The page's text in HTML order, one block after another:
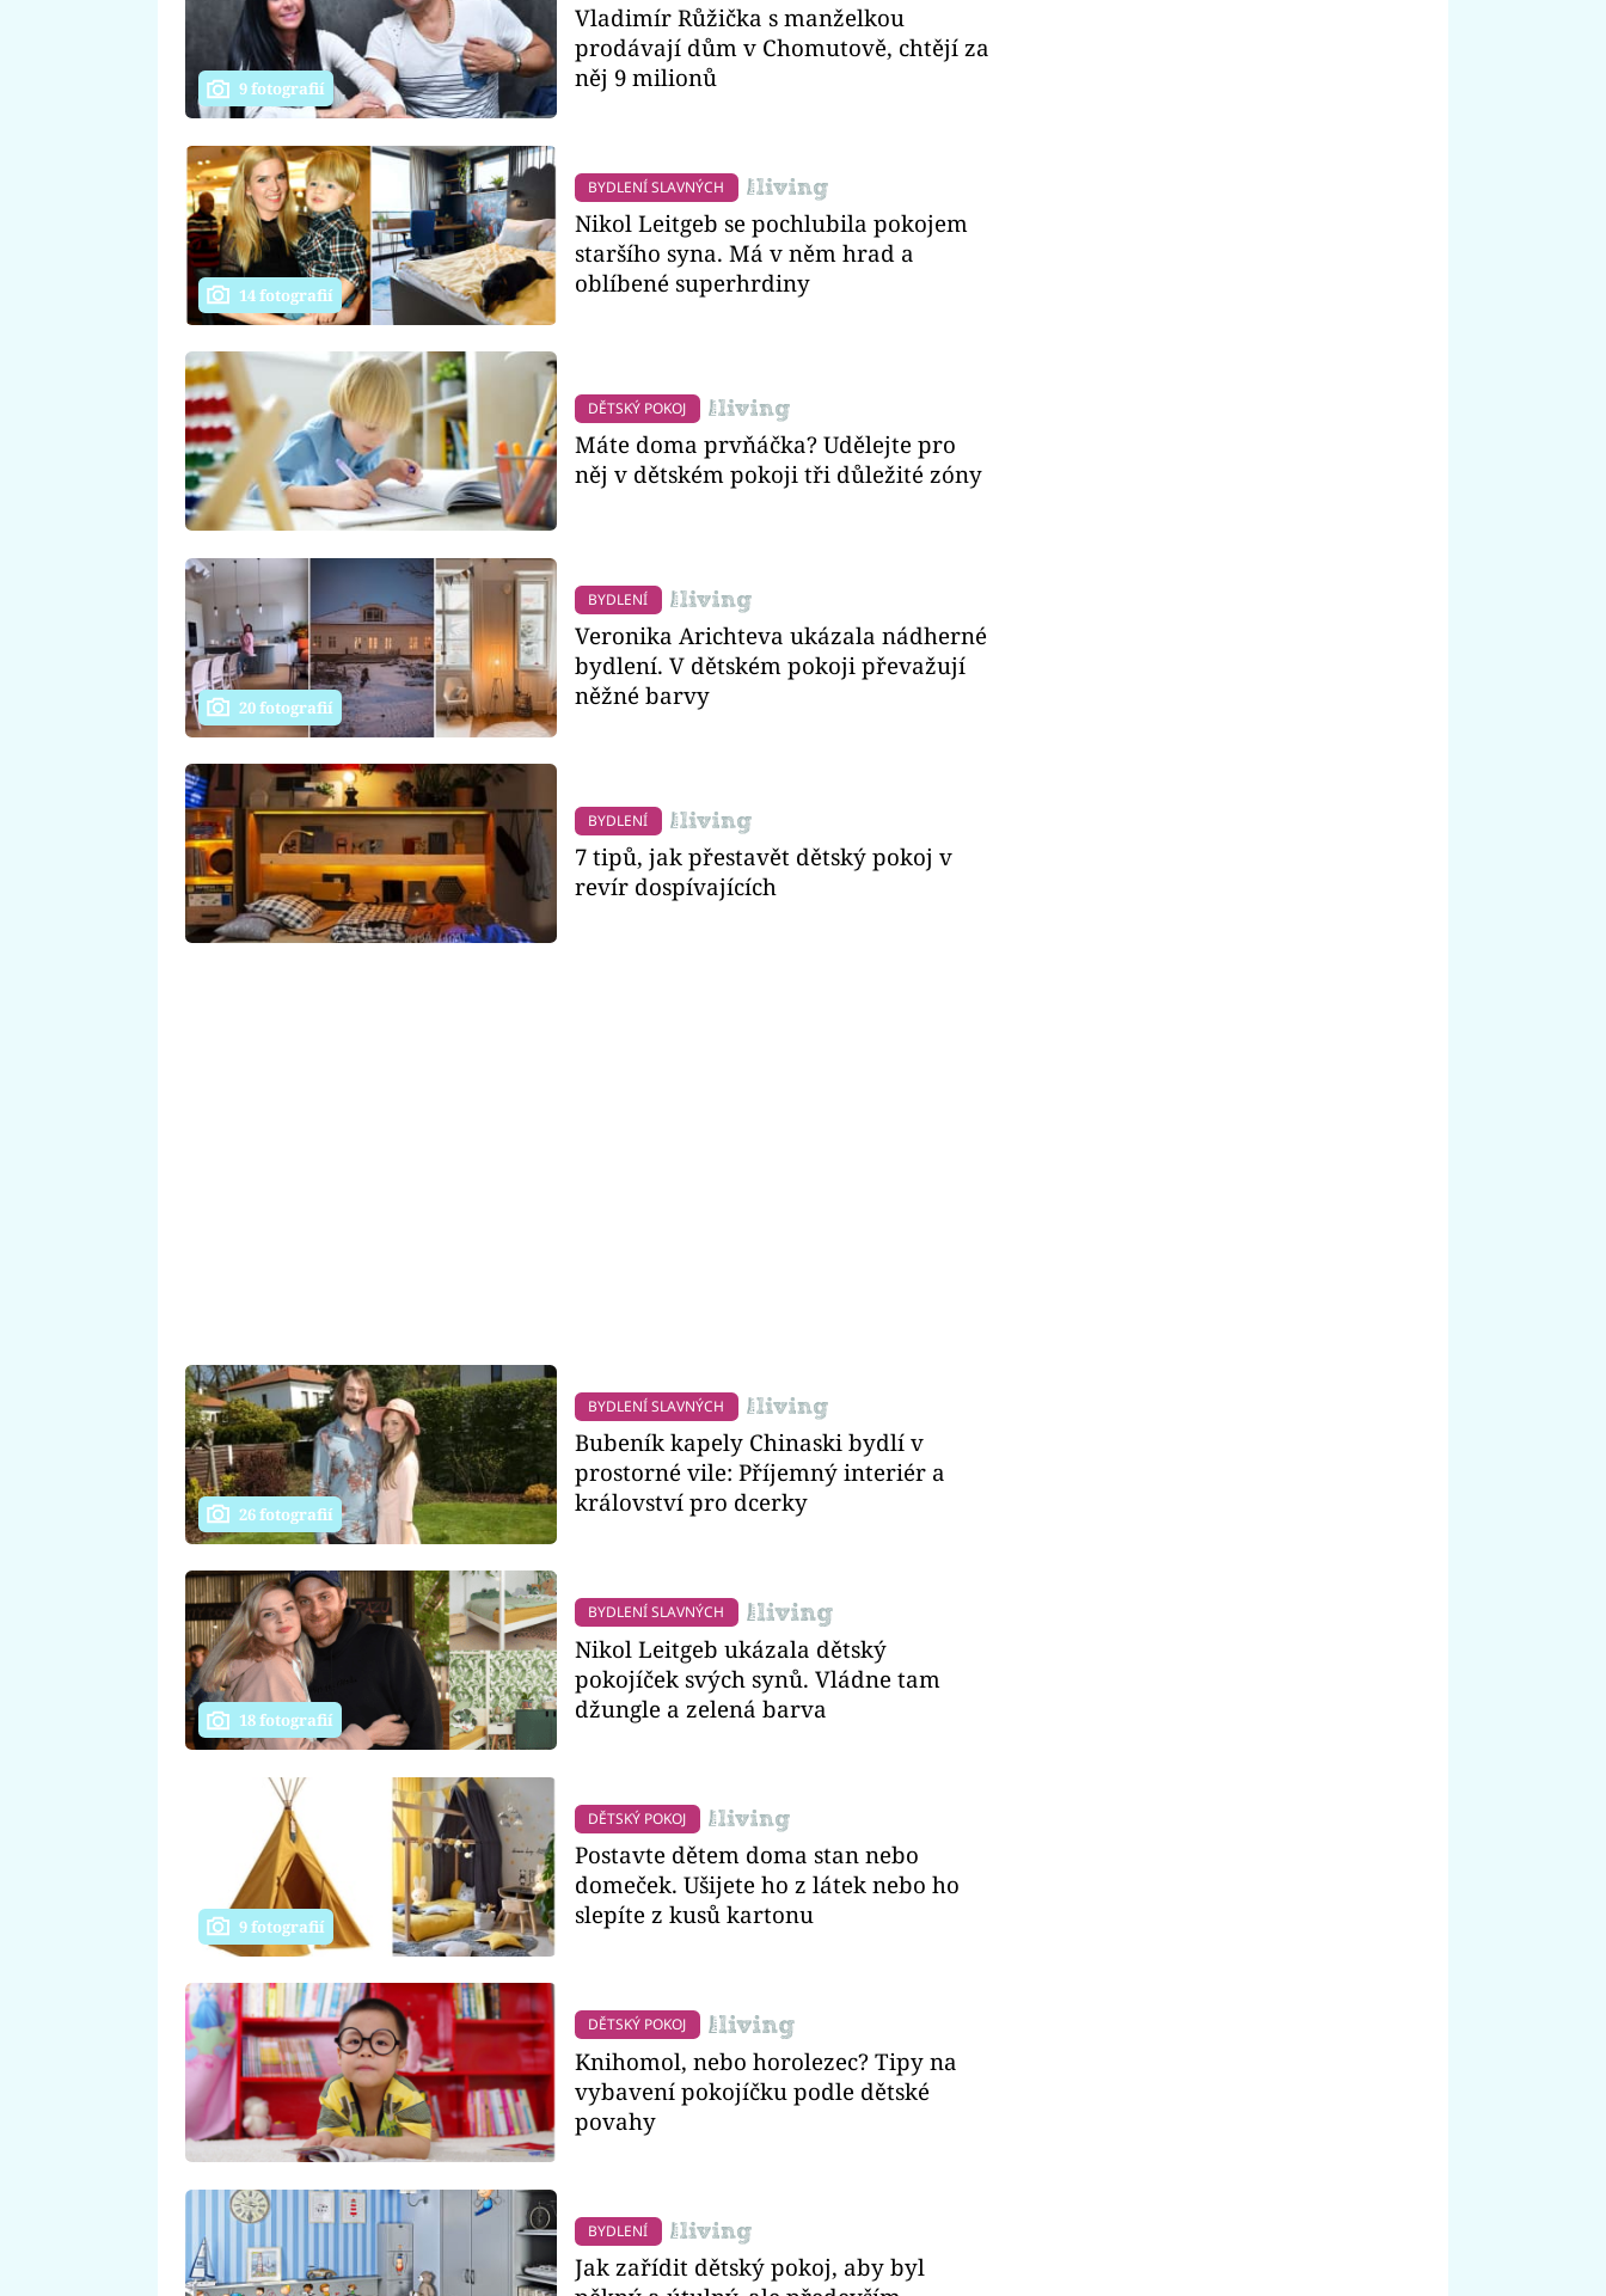
9 fotografií
Vladimír Růžička s manželkou
prodávají dům v Chomutově, chtějí za
něj 9 milionů
14 fotografií
BYDLENÍ SLAVNÝCH
Nikol Leitgeb se pochlubila pokojem
staršího syna. Má v něm hrad a
oblíbené superhrdiny
DĚTSKÝ POKOJ
Máte doma prvňáčka? Udělejte pro
něj v dětském pokoji tři důležité zóny
20 fotografií
BYDLENÍ
Veronika Arichteva ukázala nádherné
bydlení. V dětském pokoji převažují
něžné barvy
BYDLENÍ
7 tipů, jak přestavět dětský pokoj v
revír dospívajících
26 fotografií
BYDLENÍ SLAVNÝCH
Bubeník kapely Chinaski bydlí v
prostorné vile: Příjemný interiér a
království pro dcerky
18 fotografií
BYDLENÍ SLAVNÝCH
Nikol Leitgeb ukázala dětský
pokojíček svých synů. Vládne tam
džungle a zelená barva
9 fotografií
DĚTSKÝ POKOJ
Postavte dětem doma stan nebo
domeček. Ušijete ho z látek nebo ho
slepíte z kusů kartonu
DĚTSKÝ POKOJ
Knihomol, nebo horolezec? Tipy na
vybavení pokojíčku podle dětské
povahy
BYDLENÍ
Jak zařídit dětský pokoj, aby byl